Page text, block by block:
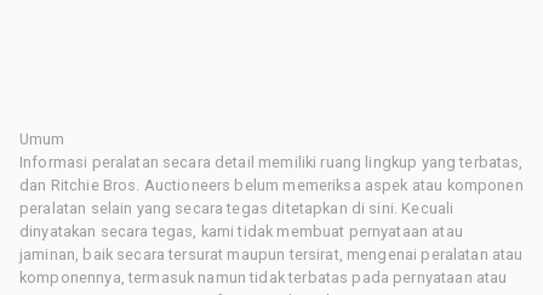
Umum
Informasi peralatan secara detail memiliki ruang lingkup yang terbatas,
dan Ritchie Bros. Auctioneers belum memeriksa aspek atau komponen
peralatan selain yang secara tegas ditetapkan di sini. Kecuali
dinyatakan secara tegas, kami tidak membuat pernyataan atau
jaminan, baik secara tersurat maupun tersirat, mengenai peralatan atau
komponennya, termasuk namun tidak terbatas pada pernyataan atau